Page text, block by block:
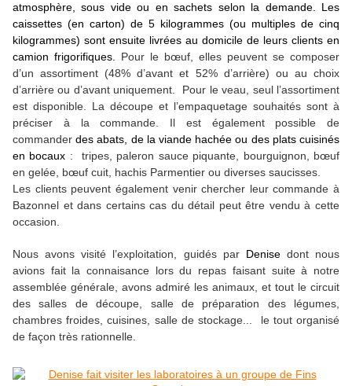
atmosphère, sous vide ou en sachets selon la demande. Les
caissettes (en carton) de 5 kilogrammes (ou multiples de cinq
kilogrammes) sont ensuite livrées au domicile de leurs clients en
camion frigorifiques.
Pour le bœuf, elles peuvent se composer
d’un assortiment (48% d’avant et 52% d’arrière) ou au choix
d’arrière ou d’avant uniquement. Pour le veau, seul l’assortiment
est disponible. La découpe et l’empaquetage souhaités sont à
préciser à la commande. Il est également possible de
commanderdes abats, de la viande hachée ou des plats cuisinés
en bocaux : tripes, paleron sauce piquante, bourguignon, bœuf
en gelée, bœuf cuit, hachis Parmentier ou diverses saucisses.
Les clients peuvent également venir chercher leur commande à
Bazonnel et dans certains cas du détail peut être vendu à cette
occasion.
Nous avons visité l’exploitation, guidés par Denisedont nous
avions fait la connaisance lors du repas faisant suite à notre
assemblée générale, avons admiré les animaux, et tout le circuit
des salles de découpe, salle de préparation des légumes,
chambres froides, cuisines, salle de stockage... le tout organisé
de façon très rationnelle.